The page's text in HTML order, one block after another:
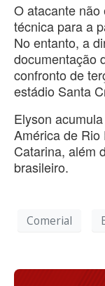
O atacante não
técnica para a
No entanto, a
documentação
confronto de
estádio Santa
Elyson
América de
Catarina, além
brasileiro.
Comerial